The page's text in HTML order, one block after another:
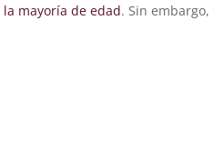
mayoría de edad. Sin